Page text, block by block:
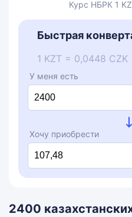
Курс НБРК 1
Быстрая
1 KZT = 0,0448 CZK
У меня есть
Хочу приобрести
2400